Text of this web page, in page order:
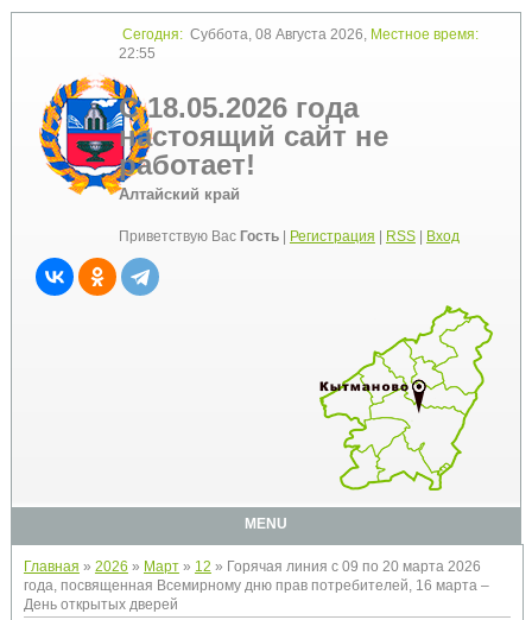
Сегодня:Суббота, 08 Августа 2026, Местное время:
22:55
С 18.05.2026 года
настоящий сайт не
работает!
Алтайский край
Приветствую Вас Гость| Регистрация RSS| Вход
MENU
Главная » 2026 » Март » 12 » Горячая линия с 09 по 20 марта 2026
года, посвященная Всемирному дню прав потребителей, 16 марта –
День открытых дверей